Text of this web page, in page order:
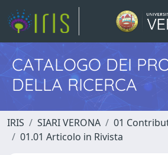
CATALOGO DEI
DELLA RICERCA
IRIS SIARI VERONA
01
01.01 Articolo in Rivista